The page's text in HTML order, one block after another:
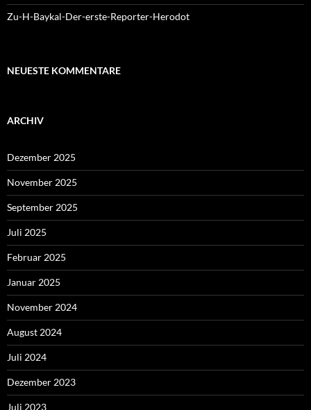
Zu-H-Baykal-Der-erste-Reporter-Herodot
NEUESTE KOMMENTARE
ARCHIV
Dezember 2025
November 2025
September 2025
Juli 2025
Februar 2025
Januar 2025
November 2024
August 2024
Juli 2024
Dezember 2023
Juli 2023